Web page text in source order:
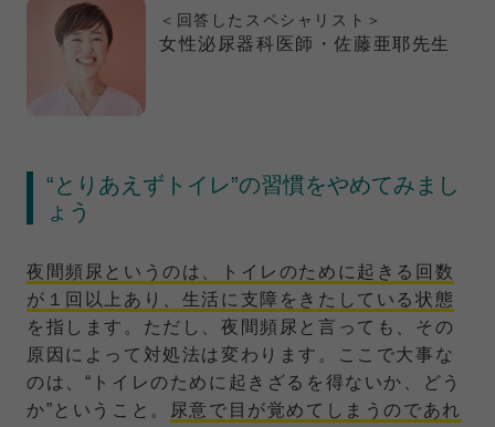
＜回答したスペシャリスト＞
女性泌尿器科医師・佐藤亜耶先生
“とりあえずトイレ”の習慣をやめてみまし
ょう
夜間頻尿というのは、トイレのために起きる回数
が１回以上あり、生活に支障をきたしている状態
を指します。ただし、夜間頻尿と言っても、その
原因によって対処法は変わります。ここで大事な
のは、“トイレのために起きざるを得ないか、どう
か”ということ。
尿意で目が覚めてしまうのであれ